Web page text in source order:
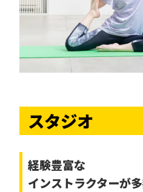
スタジオ
経験豊富な
インストラクターが